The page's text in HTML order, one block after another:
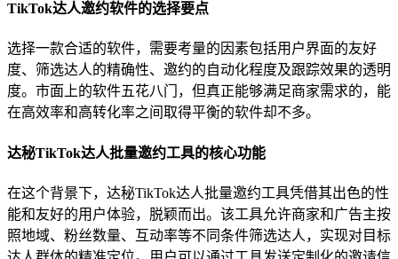
TikTok达人邀约软件的选择要点
选择一款合适的软件，需要考量的因素包括用户界面的友好
度、筛选达人的精确性、邀约的自动化程度及跟踪效果的透明
度。市面上的软件五花八门，但真正能够满足商家需求的，能
在高效率和高转化率之间取得平衡的软件却不多。
达秘TikTok达人批量邀约工具的核心功能
在这个背景下，达秘TikTok达人批量邀约工具凭借其出色的性
能和友好的用户体验，脱颖而出。该工具允许商家和广告主按
照地域、粉丝数量、互动率等不同条件筛选达人，实现对目标